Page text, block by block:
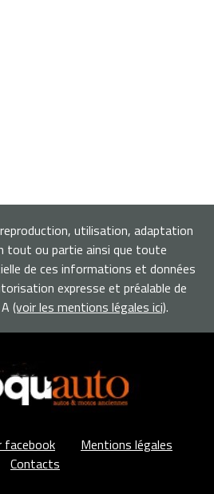
utilisation, adaptation
tout ou partie ainsi que toute
de ces informations et données
expresse et préalable de
(voir les mentions légales ici).
facebook
Mentions légales
Contacts